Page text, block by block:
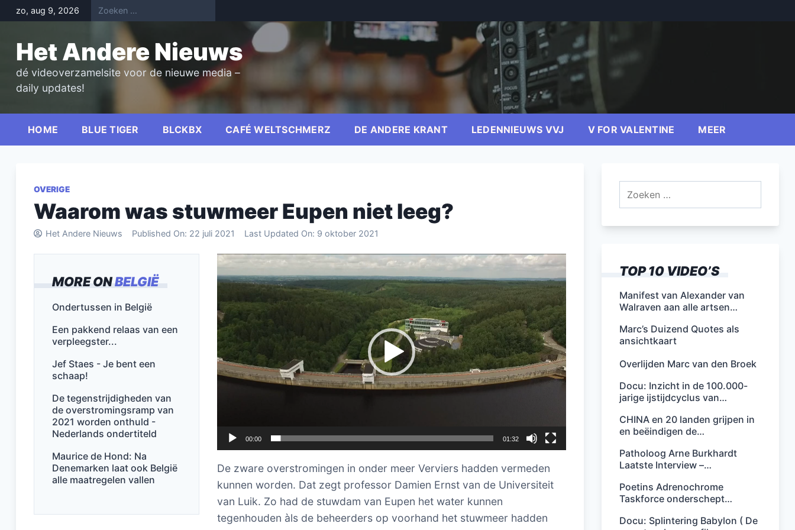
Skip
to
zo, aug 9, 2026
Het Andere Nieuws
dé videoverzamelsite voor de nieuwe media –
daily updates!
HOME BLUE TIGER BLCKBX CAFÉ WELTSCHMERZ DE ANDERE KRANT LEDENNIEUWS VVJ V FOR VALENTINE MEER
OVERIGE
Waarom was stuwmeer Eupen niet leeg?
Het Andere Nieuws Published On: 22 juli 2021 Last Updated On: 9 oktober 2021
MORE ONBELGIË
Ondertussen in België
Een pakkend relaas van een
verpleegster...
Jef Staes - Je bent een
schaap!
De tegenstrijdigheden van
de overstromingsramp van
2021 worden onthuld -
Nederlands ondertiteld
Maurice de Hond: Na
Denemarken laat ook België
alle maatregelen vallen
Videospeler
00:00 01:32
De zware overstromingen in onder meer Verviers hadden vermeden
kunnen worden. Dat zegt professor Damien Ernst van de Universiteit
van Luik. Zo had de stuwdam van Eupen het water kunnen
tegenhouden àls de beheerders op voorhand het stuwmeer hadden
TOP 10 VIDEO’S
Manifest van Alexander van
Walraven aan alle artsen…
Marc’s Duizend Quotes als
ansichtkaart
Overlijden Marc van den Broek
Docu: Inzicht in de 100.000-
jarige ijstijdcyclus van…
CHINA en 20 landen grijpen in
en beëindigen de…
Patholoog Arne Burkhardt
Laatste Interview –…
Poetins Adrenochrome
Taskforce onderschept…
Docu: Splintering Babylon ( De